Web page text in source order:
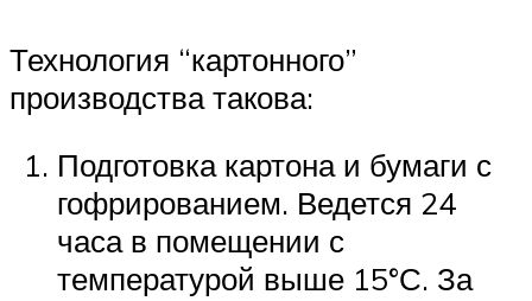
Технология “картонного”
производства такова:
Подготовка картона и бумаги с
гофрированием. Ведется 24
часа в помещении с
температурой выше 15°С. За